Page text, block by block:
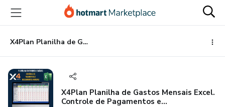
para
conteúdo
principal
para
pagamento
para
rodapé
X4Plan Planilha de Gastos Mensais Excel. Controle de Pagamentos e Recebimentos. Planilha de Finanças Pessoais
X4Plan Planilha de Gastos Mensais Excel.
Controle de Pagamentos e